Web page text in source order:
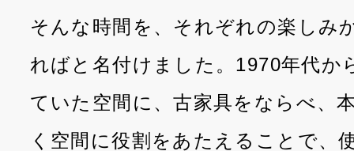
そんな時間を、それぞれの楽しみ
ればと名付けました。1970年代か
ていた空間に、古家具をならべ、
く空間に役割をあたえることで、